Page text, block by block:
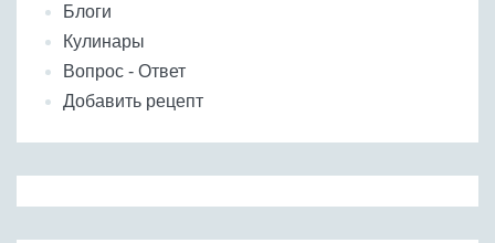
Блоги
Кулинары
Вопрос - Ответ
Добавить рецепт